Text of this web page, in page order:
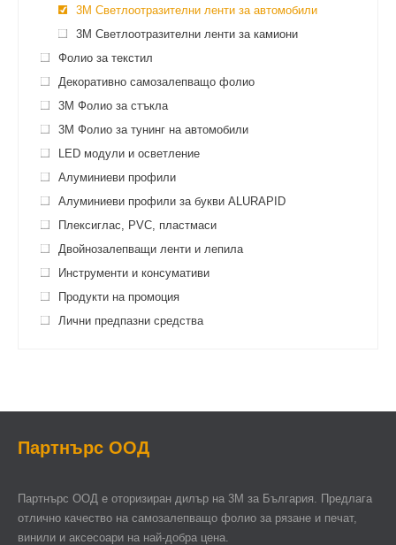
3М Светлоотразителни ленти за автомобили
3М Светлоотразителни ленти за камиони
Фолио за текстил
Декоративно самозалепващо фолио
3M Фолио за стъкла
3M Фолио за тунинг на автомобили
LED модули и осветление
Алуминиеви профили
Алуминиеви профили за букви ALURAPID
Плексиглас, PVC, пластмаси
Двойнозалепващи ленти и лепила
Инструменти и консумативи
Продукти на промоция
Лични предпазни средства
Партнърс ООД
Партнърс ООД e оторизиран дилър на 3М за България. Предлага
отлично качество на самозалепващо фолио за рязане и печат,
винили и аксесоари на най-добра цена.